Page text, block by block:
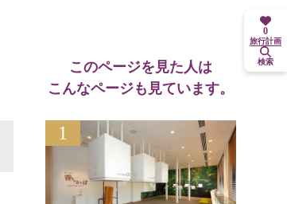
このページを見た人は
こんなページも見ています。
1
0
旅行計画
検索